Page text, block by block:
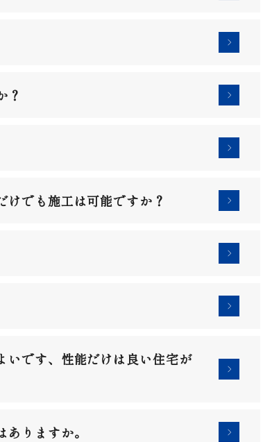
？
でも施工は可能ですか？
いです、性能だけは良い住宅が
りますか。